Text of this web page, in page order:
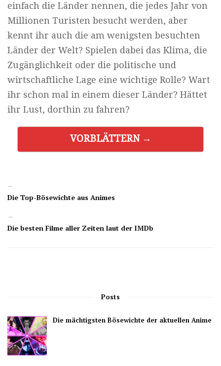
einfach die Länder nennen, die jedes Jahr von
Millionen Turisten besucht werden, aber
kennt ihr auch die am wenigsten besuchten
Länder der Welt? Spielen dabei das Klima, die
Zugänglichkeit oder die politische und
wirtschaftliche Lage eine wichtige Rolle? Wart
ihr schon mal in einem dieser Länder? Hättet
ihr Lust, dorthin zu fahren?
VORBLÄTTERN →
←
Die Top-Bösewichte aus Animes
→
Die besten Filme aller Zeiten laut der IMDb
Posts
Die mächtigsten Bösewichte der aktuellen Anime